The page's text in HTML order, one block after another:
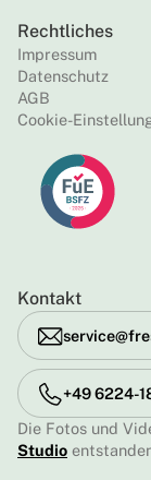
Rechtliches
Impressum
Datenschutz
AGB
Cookie-
Kontakt
+49 6224-
Die Fotos und
Studio